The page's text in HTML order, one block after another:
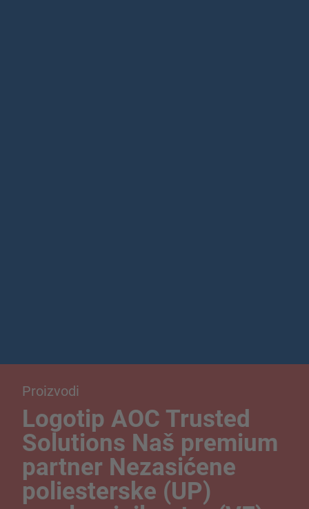
Proizvodi
Logotip AOC Trusted
Solutions Naš premium
partner Nezasićene
poliesterske (UP)